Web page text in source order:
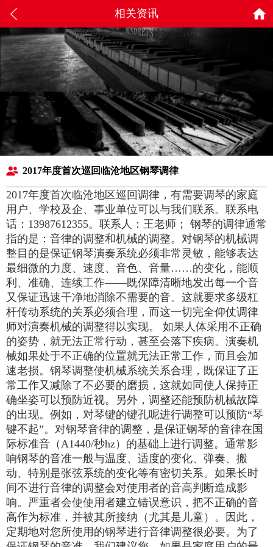
相关资讯
2017年度首次巡回临沧地区钢琴调律
2017年度首次临沧地区巡回调律，有需要调琴的家庭
用户、学校及企、事业单位可以与我们联系。联系电
话：13987612355。联系人：王老师； 钢琴的调律通常
指的是：音律的调整和机械的调整。对钢琴的机械调
整目的是保证钢琴演奏系统必须非常灵敏，能够表达
最细微的力度、速度、音色、音量……的变化，能顺
利、准确、连续工作——既保障清晰地发出每一个音
又保证迅速干净地消除不需要的音。这就要求多级杠
杆传动系统的关系必须合理，而这一切完全仰仗调律
师对演奏机械的调整得以实现。 如果人体采用不正确
的姿势，就无法正常行动，甚至会落下疾病。演奏机
械如果处于不正确的位置就无法正常工作，而且会加
速老损。钢琴调整使机械系统关系合理，既保证了正
常工作又减除了不必要的磨损，这就如同使人保持正
确坐姿可以预防近视。另外，调整还能预防机械故障
的出现。例如，对琴键的键孔呢进行调整可以预防“琴
键不起”。对钢琴音律的调整，是保证钢琴的音律在国
际标准音（A1440/秒hz）的基础上进行调整。通常影
响钢琴的音准一般与温度、适度的变化、弹奏、搬
动、特别是张弦系统的变化等有密切关系。如果长时
间不进行音律的调整会对使用者的音高判断造成影
响。严重者会使使用者建立错误意识，把不正确的音
高作为标准，并被其所接纳（尤其是儿童）。因此，
定期地对您所使用的钢琴进行音律调整很必要。为了